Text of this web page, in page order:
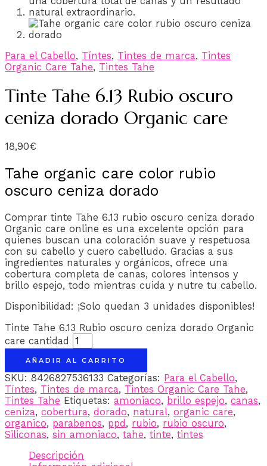
Para el Cabello, Tíntes, Tintes de marca, Tintes
Organic Care Tahe, Tintes Tahe
Tinte Tahe 6.13 Rubio oscuro
ceniza dorado Organic care
18,90€
Tahe organic care color rubio
oscuro ceniza dorado
Comprar tinte Tahe 6.13 rubio oscuro ceniza dorado
Organic care online es una excelente opción para
quienes buscan una coloración suave y respetuosa
con su cabello y cuero cabelludo. Gracias a sus
ingredientes naturales y orgánicos, ofrece una
cobertura completa de canas, colores intensos y
brillo espejo, todo mientras cuida y nutre tu cabello.
Disponibilidad: ¡Solo quedan 3 unidades disponibles!
Tinte Tahe 6.13 Rubio oscuro ceniza dorado Organic
care cantidad
AÑADIR AL CARRITO
SKU: 8426827536133 Categorías: Para el Cabello,
Tíntes, Tintes de marca, Tintes Organic Care Tahe,
Tintes Tahe Etiquetas: amoniaco, brillo espejo, canas,
ceniza, cobertura, dorado, natural, organic care,
organico, parabenos, ppd , rubio, rubio oscuro,
Siliconas, sin amoniaco, tahe, tinte, tintes
Descripción